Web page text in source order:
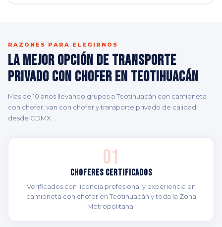
RAZONES PARA ELEGIRNOS
La Mejor Opción de Transporte
Privado con Chofer en Teotihuacán
Mas de 10 anos llevando grupos a Teotihuacán con camioneta
con chofer, van con chofer y transporte privado de calidad
desde CDMX.
01
Choferes Certificados
Verificados con licencia profesional y experiencia en
camioneta con chofer en Teotihuacán y toda la Zona
Metropolitana.